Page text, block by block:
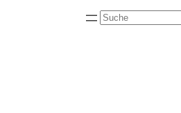
Suchen